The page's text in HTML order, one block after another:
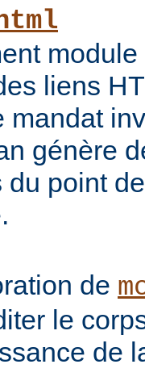
liens
mandat
génère
du point
de
le
de